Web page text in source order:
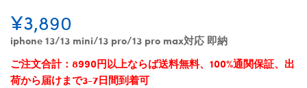
¥3,890
iphone 13/13 mini/13 pro/13 pro max対応 即納
ご注文合計：8990円以上ならば送料無料、100%通関保証、出
荷から届けまで3-7日間到着可